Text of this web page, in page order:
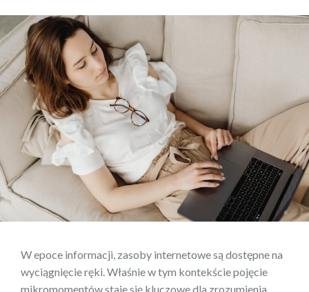
W epoce informacji, zasoby internetowe są dostępne na
wyciągnięcie ręki. Właśnie w tym kontekście pojęcie
mikromomentów staje się kluczowe dla zrozumienia